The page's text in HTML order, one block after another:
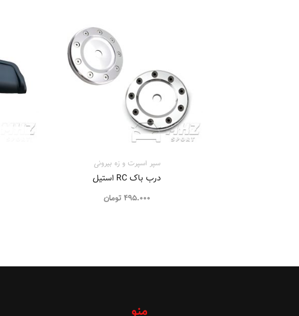
سپر اسپرت و زه بيرونی
درب باک RC استیل
495.000 تومان
منو